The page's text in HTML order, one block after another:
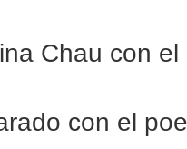
Chau con
con el